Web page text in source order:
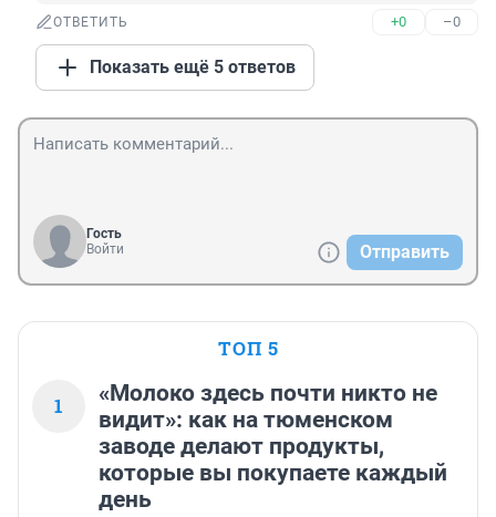
ОТВЕТИТЬ +0 –0
Показать ещё 5 ответов
Гость
Войти
Отправить
ТОП 5
1
«Молоко здесь почти никто не
видит»: как на тюменском
заводе делают продукты,
которые вы покупаете каждый
день